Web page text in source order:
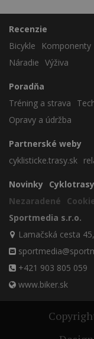
Recenzie
Bicykle
Komponenty
Náradie Výživa
Poradňa
Tréning a strava
Opravy a údržba
Partnerské weby
cyklisticke.trasy.sk
Novinky Cyklotrasy
Nezaradené
Sportmedia s.r.o.
Lamačská cesta
+421 903 805 059
www.biker.sk